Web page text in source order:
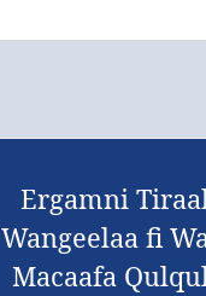
Ergamni
Wangeelaa fi
Macaafa